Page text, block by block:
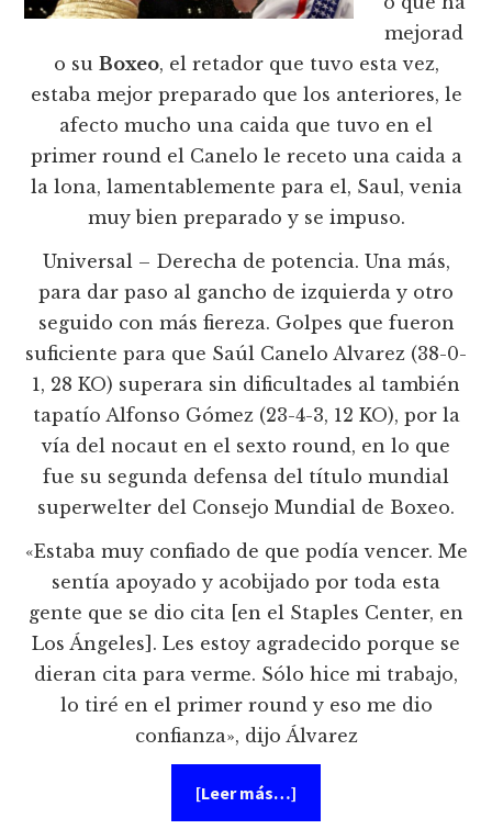
mejorad
o su Boxeo, el retador que tuvo esta vez,
estaba mejor preparado que los anteriores, le
afecto mucho una caida que tuvo en el
primer round el Canelo le receto una caida a
la lona, lamentablemente para el, Saul, venia
muy bien preparado y se impuso.
Universal – Derecha de potencia. Una más,
para dar paso al gancho de izquierda y otro
seguido con más fiereza. Golpes que fueron
suficiente para que Saúl Canelo Alvarez (38-0-
1, 28 KO) superara sin dificultades al también
tapatío Alfonso Gómez (23-4-3, 12 KO), por la
vía del nocaut en el sexto round, en lo que
fue su segunda defensa del título mundial
superwelter del Consejo Mundial de Boxeo.
«Estaba muy confiado de que podía vencer. Me
sentía apoyado y acobijado por toda esta
gente que se dio cita [en el Staples Center, en
Los Ángeles]. Les estoy agradecido porque se
dieran cita para verme. Sólo hice mi trabajo,
lo tiré en el primer round y eso me dio
confianza», dijo Álvarez
[Leer más…]